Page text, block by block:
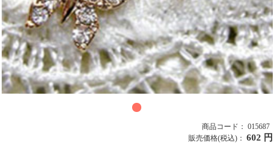
商品コード： 015687
販売価格(税込)： 602 円